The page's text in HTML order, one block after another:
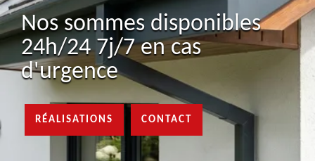
Nos sommes disponibles
24h/24 7j/7 en cas
d'urgence
RÉALISATIONS CONTACT